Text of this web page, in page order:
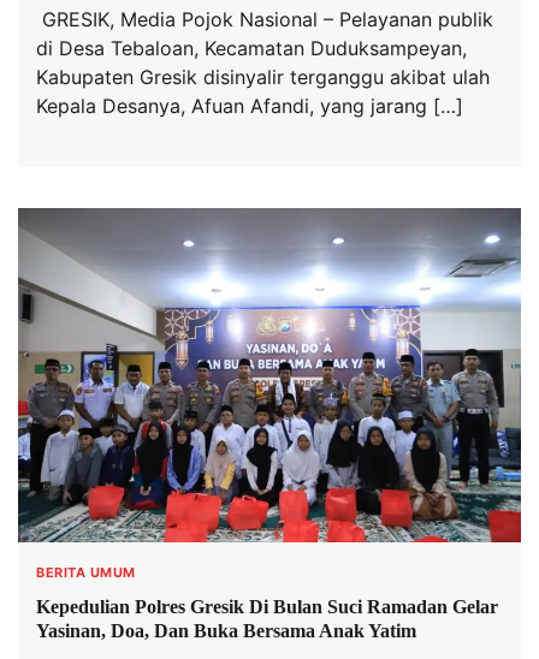
​ GRESIK, Media Pojok Nasional – Pelayanan publik
di Desa Tebaloan, Kecamatan Duduksampeyan,
Kabupaten Gresik disinyalir terganggu akibat ulah
Kepala Desanya, Afuan Afandi, yang jarang […]
BERITA UMUM
Kepedulian Polres Gresik Di Bulan Suci Ramadan Gelar
Yasinan, Doa, Dan Buka Bersama Anak Yatim